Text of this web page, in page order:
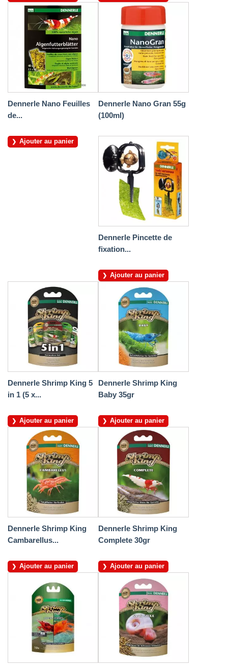
Dennerle Nano Feuilles
de...
Ajouter au panier
Dennerle Nano Gran 55g
(100ml)
Dennerle Pincette de
fixation...
Ajouter au panier
Dennerle Shrimp King 5
in 1 (5 x...
Ajouter au panier
Dennerle Shrimp King
Baby 35gr
Ajouter au panier
Dennerle Shrimp King
Cambarellus...
Ajouter au panier
Dennerle Shrimp King
Complete 30gr
Ajouter au panier